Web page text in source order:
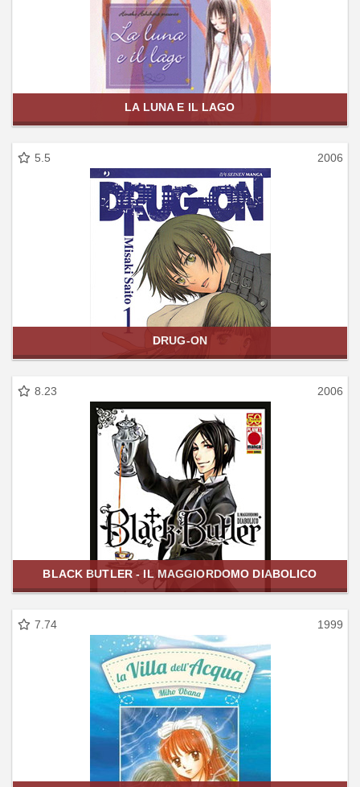
LA LUNA E IL LAGO
5.5 2006
DRUG-ON
8.23 2006
BLACK BUTLER - IL MAGGIORDOMO DIABOLICO
7.74 1999